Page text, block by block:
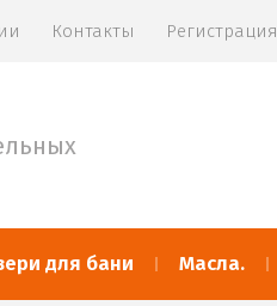
Контакты Регистрация
для бани Масла.